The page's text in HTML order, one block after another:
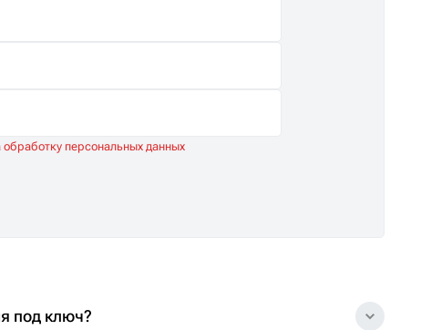
обработку персональных данных
под ключ?